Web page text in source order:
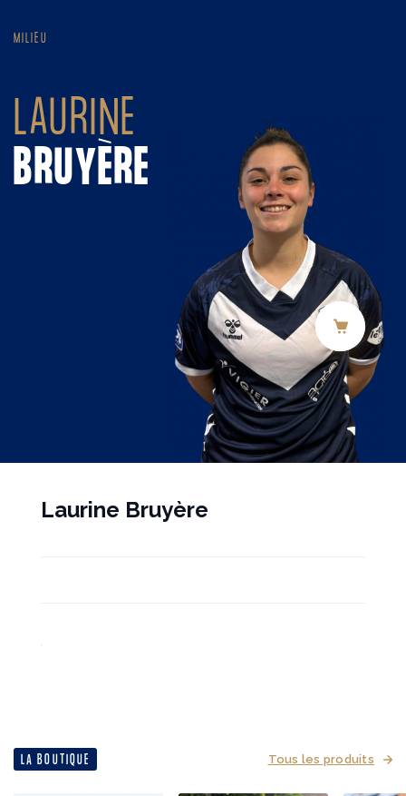
MILIEU
LAURINE
BRUYÈRE
Laurine Bruyère
LA BOUTIQUE Tous les produits